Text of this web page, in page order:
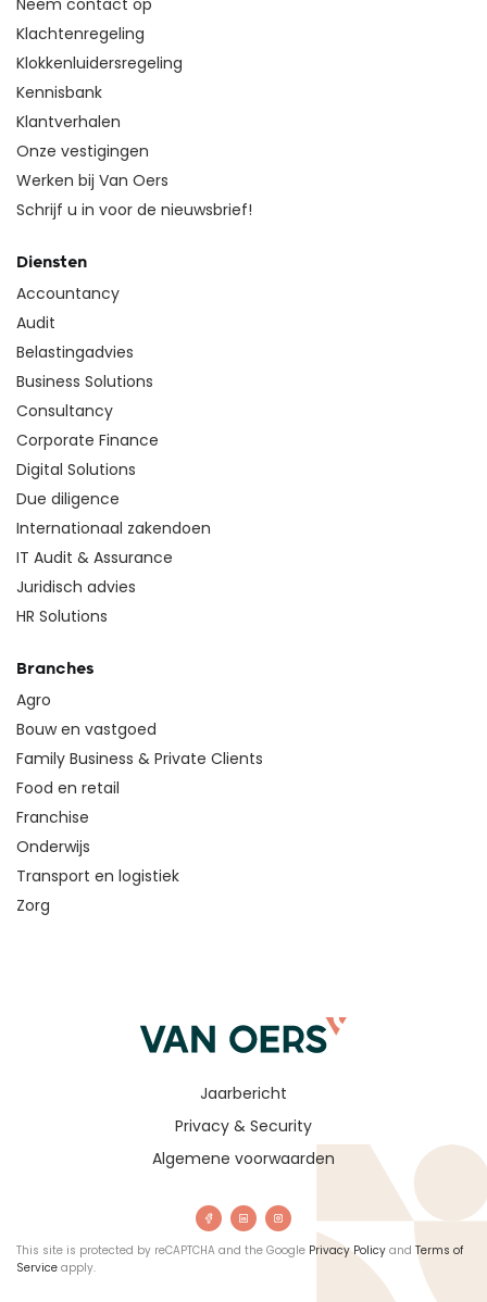
Neem contact op
Klachtenregeling
Klokkenluidersregeling
Kennisbank
Klantverhalen
Onze vestigingen
Werken bij Van Oers
Schrijf u in voor de nieuwsbrief!
Diensten
Accountancy
Audit
Belastingadvies
Business Solutions
Consultancy
Corporate Finance
Digital Solutions
Due diligence
Internationaal zakendoen
IT Audit & Assurance
Juridisch advies
HR Solutions
Branches
Agro
Bouw en vastgoed
Family Business & Private Clients
Food en retail
Franchise
Onderwijs
Transport en logistiek
Zorg
Algemene voorwaarden
Privacy & Security
Jaarbericht
This site is protected by reCAPTCHA and the Google Privacy Policy and Terms of
Service apply.